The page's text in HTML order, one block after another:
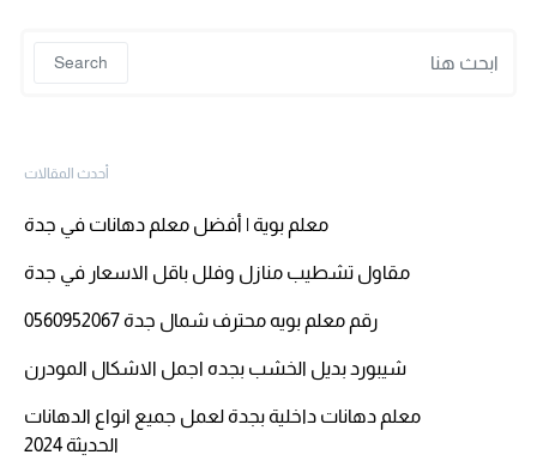
Search
أحدث المقالات
معلم بوية | أفضل معلم دهانات في جدة
مقاول تشطيب منازل وفلل باقل الاسعار في جدة
رقم معلم بويه محترف شمال جدة 0560952067
شيبورد بديل الخشب بجده اجمل الاشكال المودرن
معلم دهانات داخلية بجدة لعمل جميع انواع الدهانات
الحديثة 2024